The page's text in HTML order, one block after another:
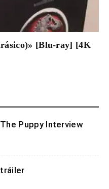
[Blu-ray] [4K
Puppy Interview